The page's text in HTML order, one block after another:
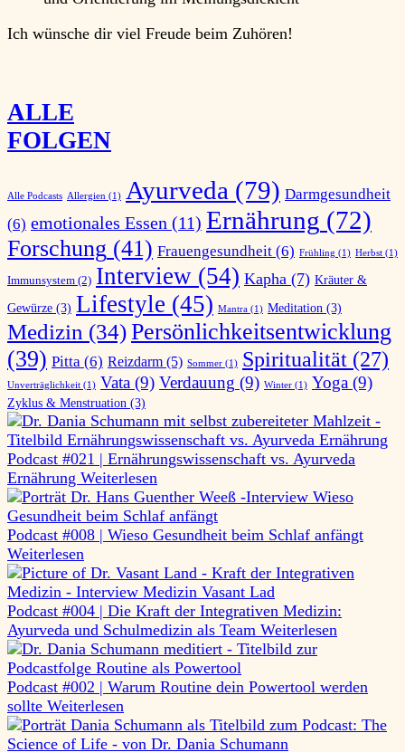
Ich wünsche dir viel Freude beim Zuhören!
ALLE
FOLGEN
Alle Podcasts Allergien (1) Ayurveda (79) Darmgesundheit
(6) emotionales Essen (11) Ernährung (72)
Forschung (41) Frauengesundheit (6) Frühling (1) Herbst (1)
Immunsystem (2) Interview (54) Kapha (7) Kräuter &
Gewürze (3) Lifestyle (45) Mantra (1) Meditation (3)
Medizin (34)Persönlichkeitsentwicklung
(39) Pitta (6) Reizdarm (5) Sommer (1) Spiritualität (27)
Unverträglichkeit (1) Vata (9) Verdauung (9) Winter (1) Yoga (9)
Zyklus & Menstruation (3)
Podcast #021 | Ernährungswissenschaft vs. Ayurveda
Ernährung Weiterlesen
Podcast #008 | Wieso Gesundheit beim Schlaf anfängt
Weiterlesen
Podcast #004 | Die Kraft der Integrativen Medizin:
Ayurveda und Schulmedizin als Team Weiterlesen
Podcast #002 | Warum Routine dein Powertool werden
sollte Weiterlesen